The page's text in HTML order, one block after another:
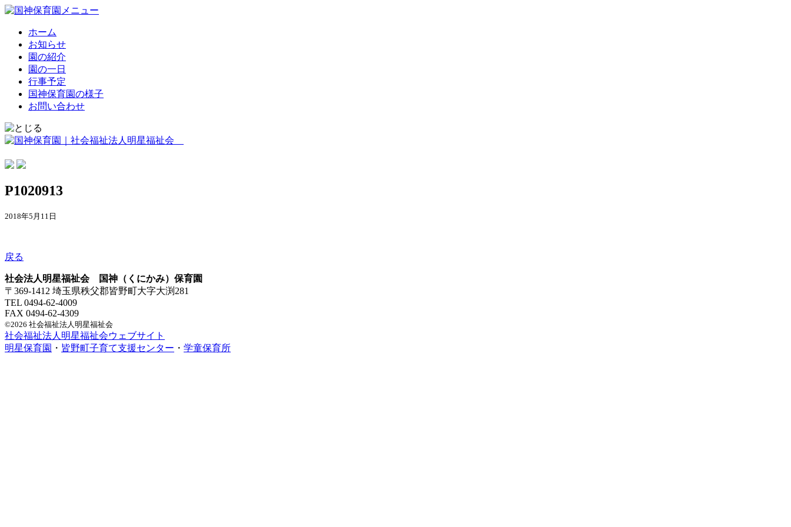
ホーム
お知らせ
園の紹介
園の一日
行事予定
国神保育園の様子
お問い合わせ
P1020913
2018年5月11日
戻る
社会法人明星福祉会 国神（くにかみ）保育園
〒369-1412 埼玉県秩父郡皆野町大字大渕281
TEL 0494-62-4009
FAX 0494-62-4309
©2026 社会福祉法人明星福祉会
社会福祉法人明星福祉会ウェブサイト
明星保育園 ・ 皆野町子育て支援センター ・ 学童保育所